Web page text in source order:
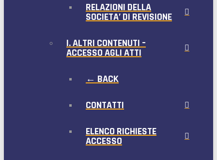
RELAZIONI DELLA
SOCIETA’ DI REVISIONE
I. ALTRI CONTENUTI –
ACCESSO AGLI ATTI
← BACK
CONTATTI
ELENCO RICHIESTE
ACCESSO